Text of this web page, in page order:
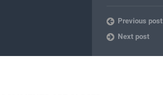
Previous post
Next post